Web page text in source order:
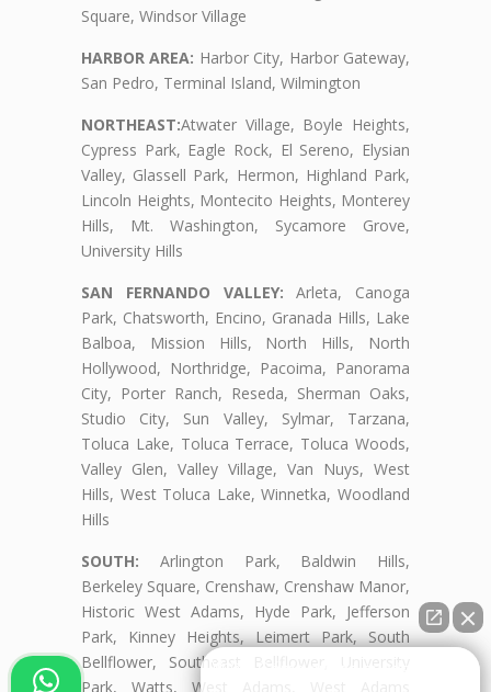
Square, Windsor Village
HARBOR AREA: Harbor City, Harbor Gateway,
San Pedro, Terminal Island, Wilmington
NORTHEAST:Atwater Village, Boyle Heights,
Cypress Park, Eagle Rock, El Sereno, Elysian
Valley, Glassell Park, Hermon, Highland Park,
Lincoln Heights, Montecito Heights, Monterey
Hills, Mt. Washington, Sycamore Grove,
University Hills
SAN FERNANDO VALLEY: Arleta, Canoga
Park, Chatsworth, Encino, Granada Hills, Lake
Balboa, Mission Hills, North Hills, North
Hollywood, Northridge, Pacoima, Panorama
City, Porter Ranch, Reseda, Sherman Oaks,
Studio City, Sun Valley, Sylmar, Tarzana,
Toluca Lake, Toluca Terrace, Toluca Woods,
Valley Glen, Valley Village, Van Nuys, West
Hills, West Toluca Lake, Winnetka, Woodland
Hills
SOUTH: Arlington Park, Baldwin Hills,
Berkeley Square, Crenshaw, Crenshaw Manor,
Historic West Adams, Hyde Park, Jefferson
Park, Kinney Heights, Leimert Park, South
Bellflower, Southeast Bellflower, University
Park, Watts, West Adams, West Adams